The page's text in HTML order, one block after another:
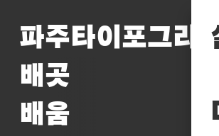
파주타이포그라
배곳
배움